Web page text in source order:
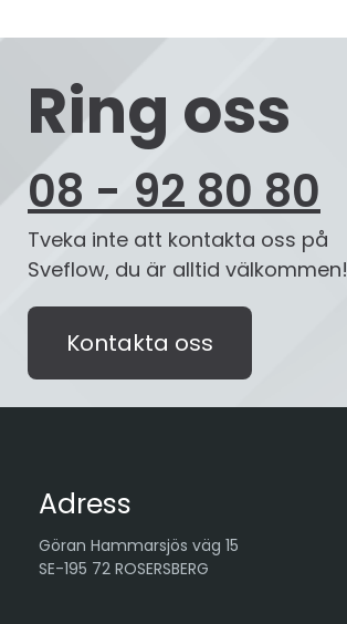
Ring oss
08 - 92 80 80
Tveka inte att kontakta oss på
Sveflow, du är alltid välkommen!
Kontakta oss
Adress
Göran Hammarsjös väg 15
SE-195 72 ROSERSBERG